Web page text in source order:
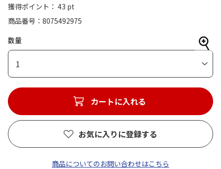
獲得ポイント： 43 pt
商品番号
8075492975
数量
1
カートに入れる
お気に入りに登録する
商品についてのお問い合わせはこちら